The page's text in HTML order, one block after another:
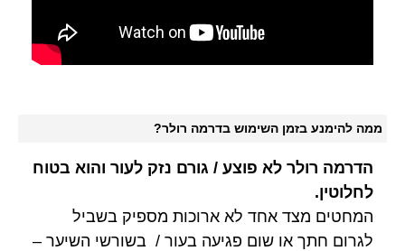
ממה להימנע בזמן השימוש בדרמה רולר?
הדרמה רולר לא פוצע / גורם נזק לעור והוא בטוח
לחלוטין.
המחטים מצד אחד לא ארוכות מספיק בשביל
לגרום חתך או שום פגיעה בעור / בשורשי השיער –